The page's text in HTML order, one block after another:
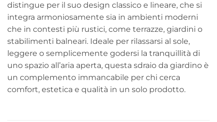
distingue per il suo design classico e lineare, che si
integra armoniosamente sia in ambienti moderni
che in contesti più rustici, come terrazze, giardini o
stabilimenti balneari. Ideale per rilassarsi al sole,
leggere o semplicemente godersi la tranquillità di
uno spazio all’aria aperta, questa sdraio da giardino è
un complemento immancabile per chi cerca
comfort, estetica e qualità in un solo prodotto.